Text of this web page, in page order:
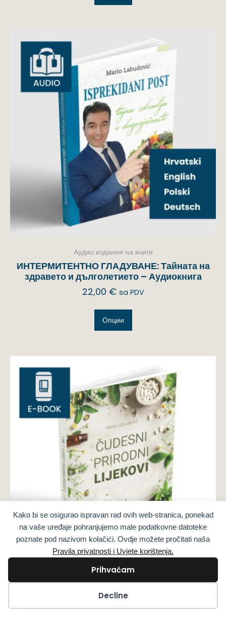
Kako bi se osigurao ispravan rad ovih web-stranica, ponekad
na vaše uređaje pohranjujemo male podatkovne datoteke
poznate pod nazivom kolačići. Ovdje možete pročitati naša
Pravila privatnosti i Uvjete korištenja.
Prihvaćam
Decline
Аудио издания на книги
ИНТЕРМИТЕНТНО ГЛАДУВАНЕ: Тайната на
здравето и дълголетието – Аудиокнига
22,00 € sa PDV
Опции
Чудодейни природни средства Част 1
Електронна КНИГА